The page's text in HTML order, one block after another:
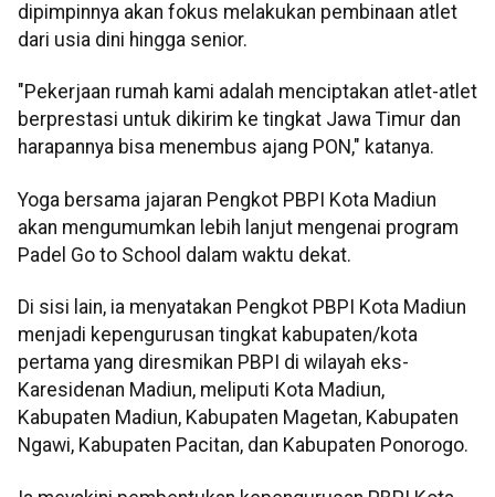
dipimpinnya akan fokus melakukan pembinaan atlet
dari usia dini hingga senior.
"Pekerjaan rumah kami adalah menciptakan atlet-atlet
berprestasi untuk dikirim ke tingkat Jawa Timur dan
harapannya bisa menembus ajang PON," katanya.
Yoga bersama jajaran Pengkot PBPI Kota Madiun
akan mengumumkan lebih lanjut mengenai program
Padel Go to School dalam waktu dekat.
Di sisi lain, ia menyatakan Pengkot PBPI Kota Madiun
menjadi kepengurusan tingkat kabupaten/kota
pertama yang diresmikan PBPI di wilayah eks-
Karesidenan Madiun, meliputi Kota Madiun,
Kabupaten Madiun, Kabupaten Magetan, Kabupaten
Ngawi, Kabupaten Pacitan, dan Kabupaten Ponorogo.